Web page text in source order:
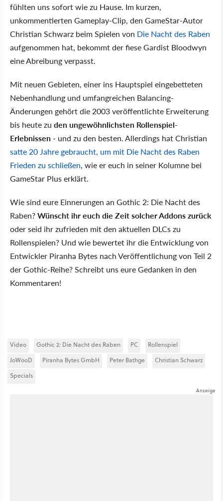
fühlten uns sofort wie zu Hause. Im kurzen,
unkommentierten Gameplay-Clip, den GameStar-Autor
Christian Schwarz beim Spielen von Die Nacht des Raben
aufgenommen hat, bekommt der fiese Gardist Bloodwyn
eine Abreibung verpasst.
Mit neuen Gebieten, einer ins Hauptspiel eingebetteten
Nebenhandlung und umfangreichen Balancing-
Änderungen gehört die 2003 veröffentlichte Erweiterung
bis heute zu den ungewöhnlichsten Rollenspiel-
Erlebnissen - und zu den besten. Allerdings hat Christian
satte 20 Jahre gebraucht, um mit Die Nacht des Raben
Frieden zu schließen, wie er euch in seiner Kolumne bei
GameStar Plus erklärt.
Wie sind eure Einnerungen an Gothic 2: Die Nacht des
Raben?Wünscht ihr euch die Zeit solcher Addons zurück
oder seid ihr zufrieden mit den aktuellen DLCs zu
Rollenspielen? Und wie bewertet ihr die Entwicklung von
Entwickler Piranha Bytes nach Veröffentlichung von Teil 2
der Gothic-Reihe? Schreibt uns eure Gedanken in den
Kommentaren!
Video Gothic 2: Die Nacht des Raben PC
Rollenspiel
JoWooD
Piranha Bytes GmbH Peter Bathge
Christian Schwarz
Specials